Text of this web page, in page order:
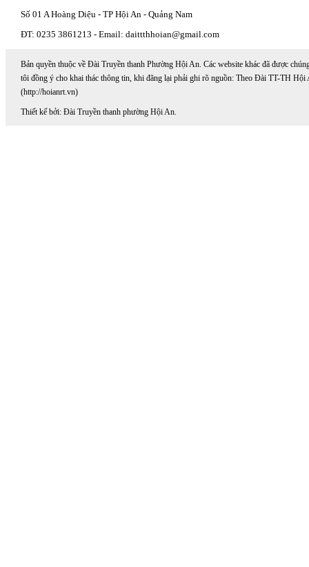
Số 01 A Hoàng Diệu - TP Hội An - Quảng Nam
ĐT: 0235 3861213 - Email: daittthhoian@gmail.com
Bản quyền thuộc về Đài Truyền thanh Phường Hội An. Các website khác đã được
tôi đồng ý cho khai thác thông tin, khi đăng lại phải ghi rõ nguồn: Theo Đài TT-TH Hội
(http://hoianrt.vn)
Thiết kế bởi: Đài Truyền thanh phường Hội An.